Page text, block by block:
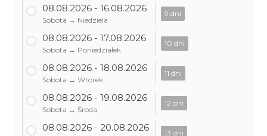
08.08.2026 - 16.08.2026
Sobota → Niedziela
9 dni
08.08.2026 - 17.08.2026
Sobota → Poniedziałek
10 dni
08.08.2026 - 18.08.2026
Sobota → Wtorek
11 dni
08.08.2026 - 19.08.2026
Sobota → Środa
12 dni
08.08.2026 - 20.08.2026 13 dni